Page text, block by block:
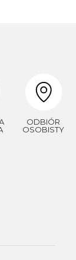
ODBIÓR
OSOBISTY